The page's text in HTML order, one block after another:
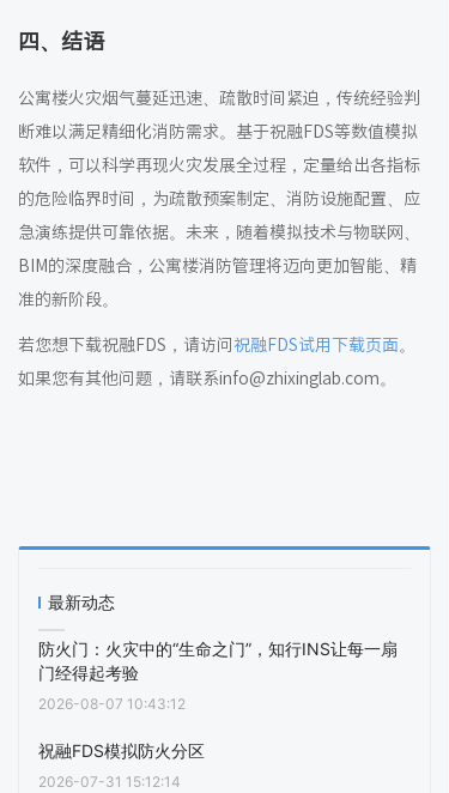
四 、结语
公寓楼火灾烟气蔓延迅速、疏散时间紧迫，传统经验判
断难以满足精细化消防需求。基于祝融FDS等数值模拟
软件，可以科学再现火灾发展全过程，定量给出各指标
的危险临界时间，为疏散预案制定、消防设施配置、应
急演练提供可靠依据。未来，随着模拟技术与物联网、
BIM的深度融合，公寓楼消防管理将迈向更加智能、精
准的新阶段。
若您想下载祝融FDS，请访问 祝融FDS试用下载页面 。
如果您有其他问题，请联系info@zhixinglab.com。
最新动态
防火门：火灾中的“生命之门”，知行INS让每一扇
门经得起考验
2026-08-07 10:43:12
祝融FDS模拟防火分区
2026-07-31 15:12:14